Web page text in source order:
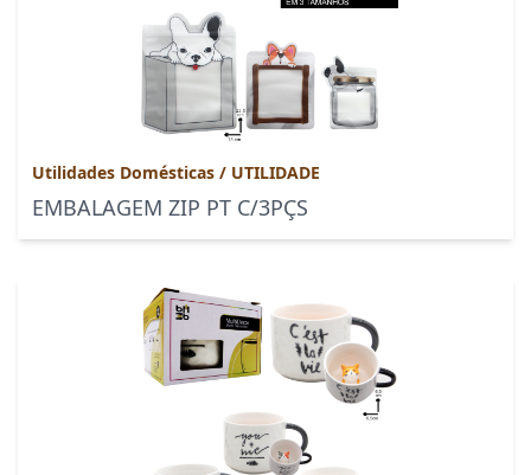
Utilidades Domésticas / UTILIDADE
EMBALAGEM ZIP PT C/3PÇS